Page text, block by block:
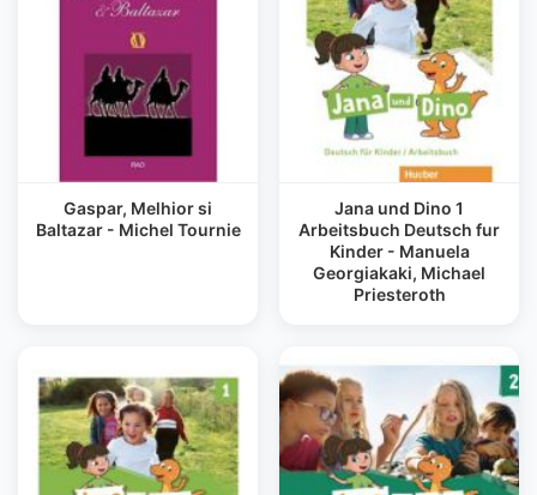
Gaspar, Melhior si
Baltazar - Michel Tournie
Jana und Dino 1
Arbeitsbuch Deutsch fur
Kinder - Manuela
Georgiakaki, Michael
Priesteroth